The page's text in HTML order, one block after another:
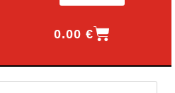
0.00€